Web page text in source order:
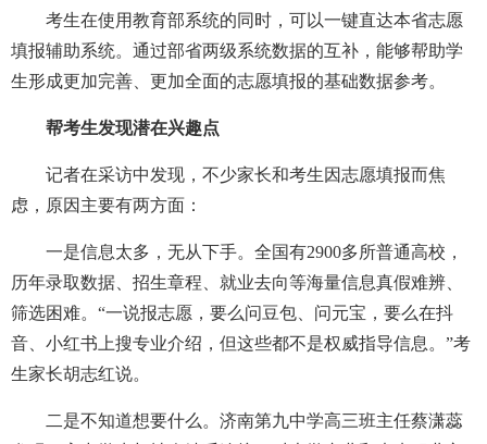
考生在使用教育部系统的同时，可以一键直达本省志愿
填报辅助系统。通过部省两级系统数据的互补，能够帮助学
生形成更加完善、更加全面的志愿填报的基础数据参考。
帮考生发现潜在兴趣点
记者在采访中发现，不少家长和考生因志愿填报而焦
虑，原因主要有两方面：
一是信息太多，无从下手。全国有2900多所普通高校，
历年录取数据、招生章程、就业去向等海量信息真假难辨、
筛选困难。“一说报志愿，要么问豆包、问元宝，要么在抖
音、小红书上搜专业介绍，但这些都不是权威指导信息。”考
生家长胡志红说。
二是不知道想要什么。济南第九中学高三班主任蔡潇蕊